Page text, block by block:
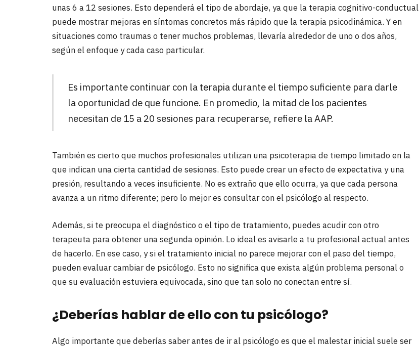
unas 6 a 12 sesiones. Esto dependerá el tipo de abordaje, ya que la terapia cognitivo-conductual
puede mostrar mejoras en síntomas concretos más rápido que la terapia psicodinámica. Y en
situaciones como traumas o tener muchos problemas, llevaría alrededor de uno o dos años,
según el enfoque y cada caso particular.
Es importante continuar con la terapia durante el tiempo suficiente para darle
la oportunidad de que funcione. En promedio, la mitad de los pacientes
necesitan de 15 a 20 sesiones para recuperarse, refiere la AAP.
También es cierto que muchos profesionales utilizan una psicoterapia de tiempo limitado en la
que indican una cierta cantidad de sesiones. Esto puede crear un efecto de expectativa y una
presión, resultando a veces insuficiente. No es extraño que ello ocurra, ya que cada persona
avanza a un ritmo diferente; pero lo mejor es consultar con el psicólogo al respecto.
Además, si te preocupa el diagnóstico o el tipo de tratamiento, puedes acudir con otro
terapeuta para obtener una segunda opinión. Lo ideal es avisarle a tu profesional actual antes
de hacerlo. En ese caso, y si el tratamiento inicial no parece mejorar con el paso del tiempo,
pueden evaluar cambiar de psicólogo. Esto no significa que exista algún problema personal o
que su evaluación estuviera equivocada, sino que tan solo no conectan entre sí.
¿Deberías hablar de ello con tu psicólogo?
Algo importante que deberías saber antes de ir al psicólogo es que el malestar inicial suele ser